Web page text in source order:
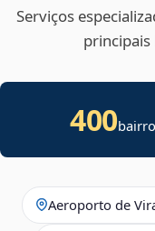
Serviços
principais
400
Aeroporto de